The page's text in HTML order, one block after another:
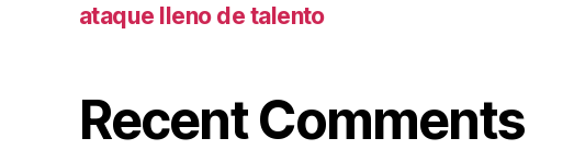
ataque lleno de talento
Recent Comments